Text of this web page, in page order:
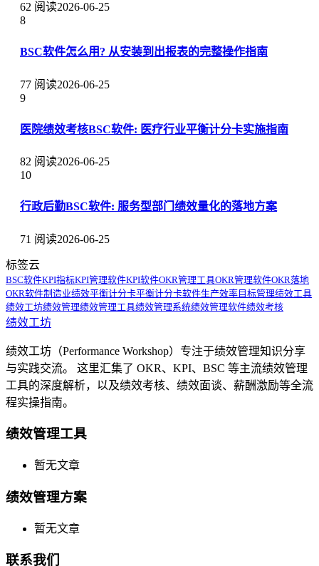
62 阅读2026-06-25
8
BSC软件怎么用? 从安装到出报表的完整操作指南
77 阅读2026-06-25
9
医院绩效考核BSC软件: 医疗行业平衡计分卡实施指南
82 阅读2026-06-25
10
行政后勤BSC软件: 服务型部门绩效量化的落地方案
71 阅读2026-06-25
标签云
BSC软件KPI指标KPI管理软件KPI软件OKR管理工具OKR管理软件OKR落地
OKR软件制造业绩效平衡计分卡平衡计分卡软件生产效率目标管理绩效工具
绩效工坊绩效管理绩效管理工具绩效管理系统绩效管理软件绩效考核
绩效工坊
绩效工坊（Performance Workshop）专注于绩效管理知识分享
与实践交流。 这里汇集了 OKR、KPI、BSC 等主流绩效管理
工具的深度解析，以及绩效考核、绩效面谈、薪酬激励等全流
程实操指南。
绩效管理工具
暂无文章
绩效管理方案
暂无文章
联系我们